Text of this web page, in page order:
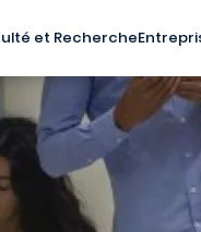
et Recherche